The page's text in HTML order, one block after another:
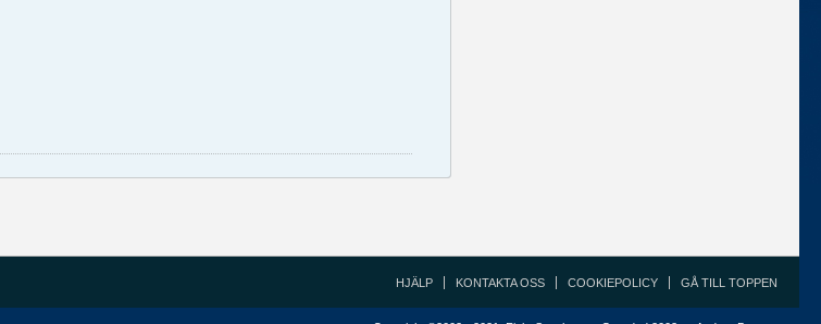
HJÄLP KONTAKTA OSS COOKIEPOLICY GÅ TILL TOPPEN